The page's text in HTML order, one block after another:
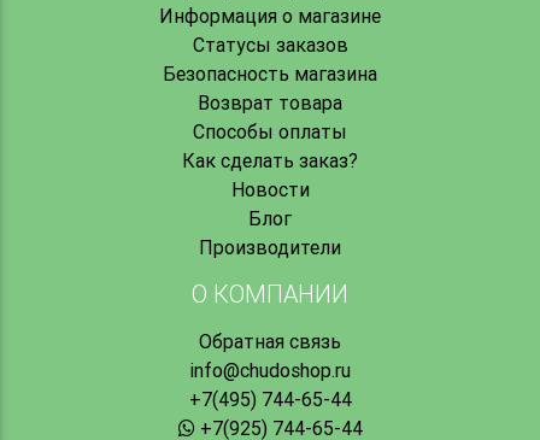
Информация о магазине
Статусы заказов
Безопасность магазина
Возврат товара
Способы оплаты
Как сделать заказ?
Новости
Блог
Производители
О КОМПАНИИ
Обратная связь
info@chudoshop.ru
+7(495) 744-65-44
+7(925) 744-65-44